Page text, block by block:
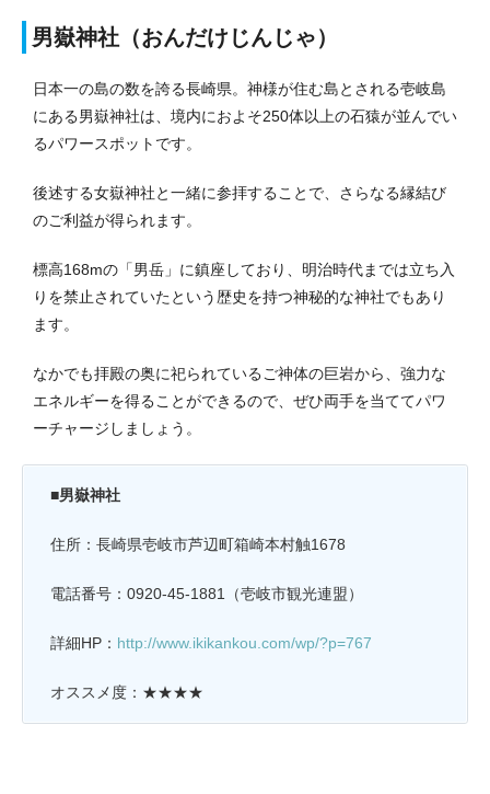
男嶽神社（おんだけじんじゃ）
日本一の島の数を誇る長崎県。神様が住む島とされる壱岐島
にある男嶽神社は、境内におよそ250体以上の石猿が並んでい
るパワースポットです。
後述する女嶽神社と一緒に参拝することで、さらなる縁結び
のご利益が得られます。
標高168mの「男岳」に鎮座しており、明治時代までは立ち入
りを禁止されていたという歴史を持つ神秘的な神社でもあり
ます。
なかでも拝殿の奥に祀られているご神体の巨岩から、強力な
エネルギーを得ることができるので、ぜひ両手を当ててパワ
ーチャージしましょう。
■男嶽神社
住所：長崎県壱岐市芦辺町箱崎本村触1678
電話番号：0920-45-1881（壱岐市観光連盟）
詳細HP： http://www.ikikankou.com/wp/?p=767
オススメ度：★★★★